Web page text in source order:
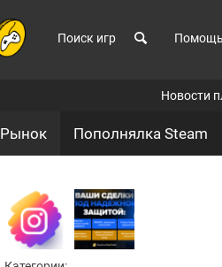
Поиск игр Помощь
Новости
Рынок Пополнялка Steam